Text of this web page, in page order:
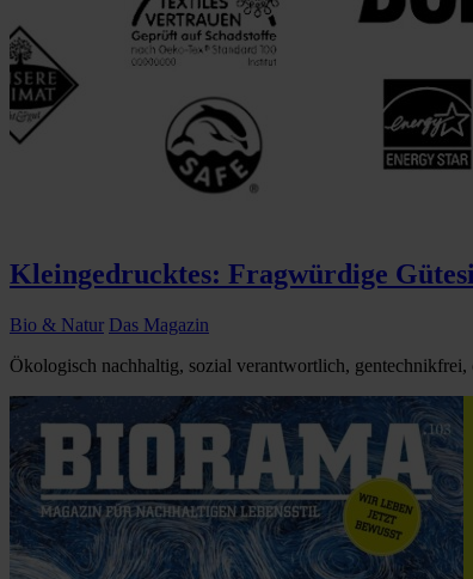
Kleingedrucktes: Fragwürdige
Bio & Natur Das Magazin
Ökologisch nachhaltig, sozial verantwortlich,